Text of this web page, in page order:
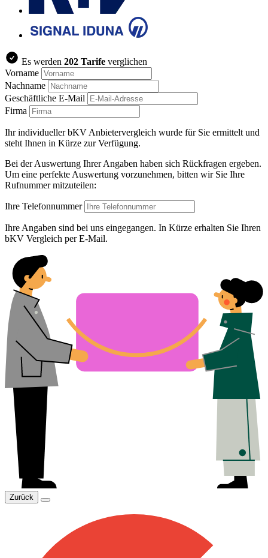
Es werden 202 Tarife verglichen
Vorname
Nachname
Geschäftliche E-Mail
Firma
Ihr individueller bKV Anbietervergleich wurde für Sie ermittelt und
steht Ihnen in Kürze zur Verfügung.
Bei der Auswertung Ihrer Angaben haben sich Rückfragen ergeben.
Um eine perfekte Auswertung vorzunehmen, bitten wir Sie Ihre
Rufnummer mitzuteilen:
Ihre Telefonnummer
Ihre Angaben sind bei uns eingegangen. In Kürze erhalten Sie Ihren
bKV Vergleich per E-Mail.
Zurück